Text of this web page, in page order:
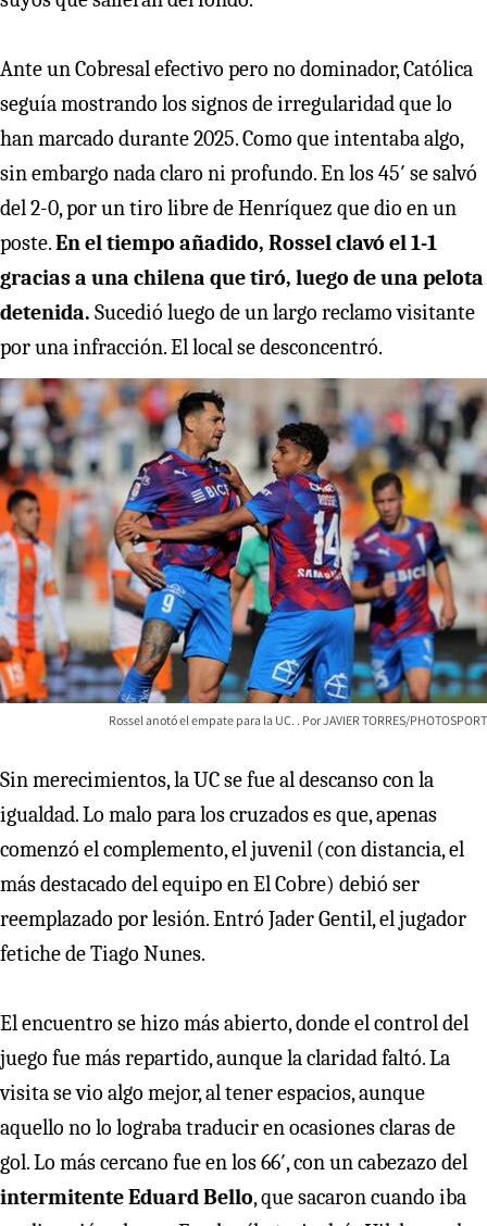
Ante un Cobresal efectivo pero no dominador, Católica
seguía mostrando los signos de irregularidad que lo
han marcado durante 2025. Como que intentaba algo,
sin embargo nada claro ni profundo. En los 45′ se salvó
del 2-0, por un tiro libre de Henríquez que dio en un
poste.En el tiempo añadido, Rossel clavó el 1-1
gracias a una chilena que tiró, luego de una pelota
detenida. Sucedió luego de un largo reclamo visitante
por una infracción. El local se desconcentró.
Rossel anotó el empate para la UC. JAVIER TORRES/PHOTOSPORT
Sin merecimientos, la UC se fue al descanso con la
igualdad. Lo malo para los cruzados es que, apenas
comenzó el complemento, el juvenil (con distancia, el
más destacado del equipo en El Cobre) debió ser
reemplazado por lesión. Entró Jader Gentil, el jugador
fetiche de Tiago Nunes.
El encuentro se hizo más abierto, donde el control del
juego fue más repartido, aunque la claridad faltó. La
visita se vio algo mejor, al tener espacios, aunque
aquello no lo lograba traducir en ocasiones claras de
gol. Lo más cercano fue en los 66′, con un cabezazo del
intermitente Eduard Bello, que sacaron cuando iba